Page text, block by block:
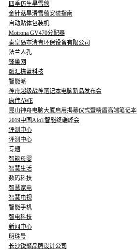
四季仿生旱雪毯
金针菇旱滑雪毯安装指南
自动贴体包装机
Motrona GV470分配器
秦皇岛市清青环保设备有限公司
法兰人孔
锋巢网
融汇栋蓝科技
智能派
神舟超级战神笔记本电脑新品发布会
康佳AWE
昆山神舟电脑大厦启用揭幕仪式暨精盾高端笔记
2019中国AIoT智能终端峰会
评测中心
评测中心
专题
智能母婴
智慧生活
数码科技
智慧家电
智慧电视
智能手机
智电科技
新闻中心
明珠号
长沙锐聚品牌设计公司